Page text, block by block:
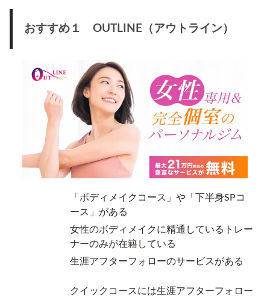
おすすめ１ OUTLINE（アウトライン）
「ボディメイクコース」や「下半身SPコ
ース」がある
女性のボディメイクに精通しているトレー
ナーのみが在籍している
生涯アフターフォローのサービスがある
クイックコースには生涯アフターフォロー